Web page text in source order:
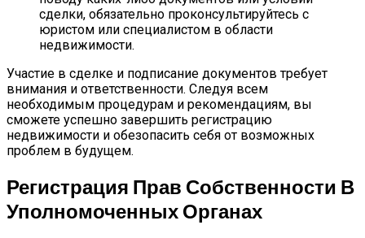
сделки, обязательно проконсультируйтесь с
юристом или специалистом в области
недвижимости.
Участие в сделке и подписание документов требует
внимания и ответственности. Следуя всем
необходимым процедурам и рекомендациям, вы
сможете успешно завершить регистрацию
недвижимости и обезопасить себя от возможных
проблем в будущем.
Регистрация Прав Собственности В
Уполномоченных Органах